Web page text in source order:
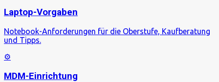
Laptop-Vorgaben
Notebook-Anforderungen für die Oberstufe, Kaufberatung
und Tipps.
⚙️
MDM-Einrichtung